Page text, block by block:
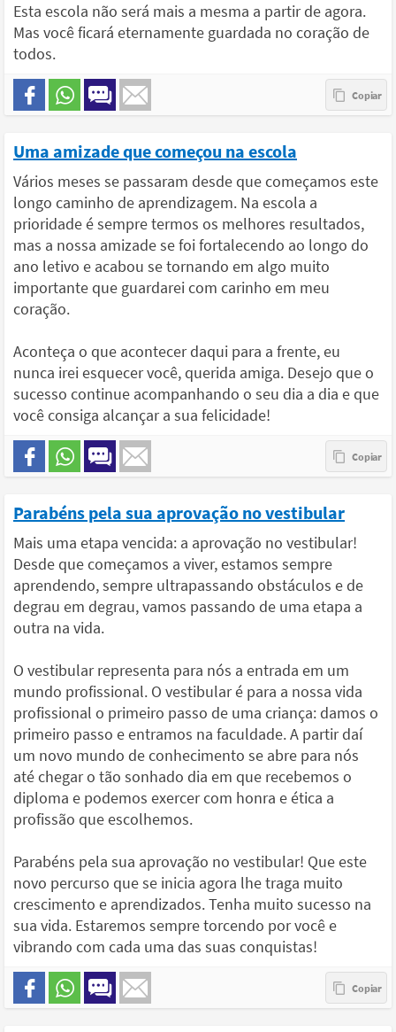
Esta escola não será mais a mesma a partir de agora.
Mas você ficará eternamente guardada no coração de
todos.
Uma amizade que começou na escola
Vários meses se passaram desde que começamos este
longo caminho de aprendizagem. Na escola a
prioridade é sempre termos os melhores resultados,
mas a nossa amizade se foi fortalecendo ao longo do
ano letivo e acabou se tornando em algo muito
importante que guardarei com carinho em meu
coração.
Aconteça o que acontecer daqui para a frente, eu
nunca irei esquecer você, querida amiga. Desejo que o
sucesso continue acompanhando o seu dia a dia e que
você consiga alcançar a sua felicidade!
Parabéns pela sua aprovação no vestibular
Mais uma etapa vencida: a aprovação no vestibular!
Desde que começamos a viver, estamos sempre
aprendendo, sempre ultrapassando obstáculos e de
degrau em degrau, vamos passando de uma etapa a
outra na vida.
O vestibular representa para nós a entrada em um
mundo profissional. O vestibular é para a nossa vida
profissional o primeiro passo de uma criança: damos o
primeiro passo e entramos na faculdade. A partir daí
um novo mundo de conhecimento se abre para nós
até chegar o tão sonhado dia em que recebemos o
diploma e podemos exercer com honra e ética a
profissão que escolhemos.
Parabéns pela sua aprovação no vestibular! Que este
novo percurso que se inicia agora lhe traga muito
crescimento e aprendizados. Tenha muito sucesso na
sua vida. Estaremos sempre torcendo por você e
vibrando com cada uma das suas conquistas!